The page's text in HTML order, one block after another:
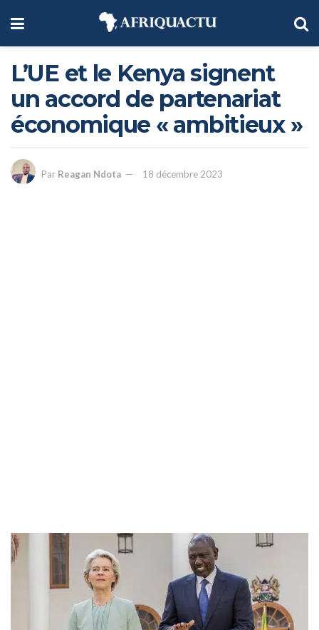
L’UE et le Kenya signent
un accord de partenariat
économique « ambitieux »
Par Reagan Ndota 18 décembre 2023